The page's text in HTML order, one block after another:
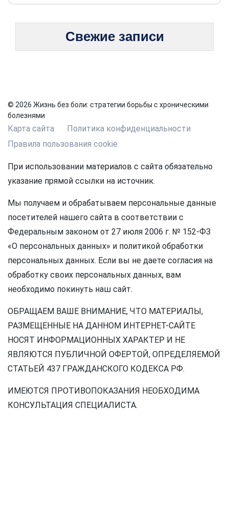
Свежие записи
© 2026 Жизнь без боли: стратегии борьбы с хроническими
болезнями
Карта сайта
Политика конфиденциальности
Правила пользования cookie
При использовании материалов с сайта обязательно
указание прямой ссылки на источник.
Мы получаем и обрабатываем персональные данные
посетителей нашего сайта в соответствии с
Федеральным законом от 27 июля 2006 г. № 152-ФЗ
«О персональных данных» и политикой обработки
персональных данных. Если вы не даете согласия на
обработку своих персональных данных, вам
необходимо покинуть наш сайт.
ОБРАЩАЕМ ВАШЕ ВНИМАНИЕ, ЧТО МАТЕРИАЛЫ,
РАЗМЕЩЕННЫЕ НА ДАННОМ ИНТЕРНЕТ-САЙТЕ
НОСЯТ ИНФОРМАЦИОННЫХ ХАРАКТЕР И НЕ
ЯВЛЯЮТСЯ ПУБЛИЧНОЙ ОФЕРТОЙ, ОПРЕДЕЛЯЕМОЙ
СТАТЬЕЙ 437 ГРАЖДАНСКОГО КОДЕКСА РФ.
ИМЕЮТСЯ ПРОТИВОПОКАЗАНИЯ НЕОБХОДИМА
КОНСУЛЬТАЦИЯ СПЕЦИАЛИСТА.